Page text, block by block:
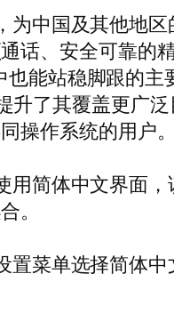
为中国及其他地
话、安全可靠的
能站稳脚跟的
升了其覆盖更广
操作系统的用户。
用简体中文界面
。
置菜单选择简体